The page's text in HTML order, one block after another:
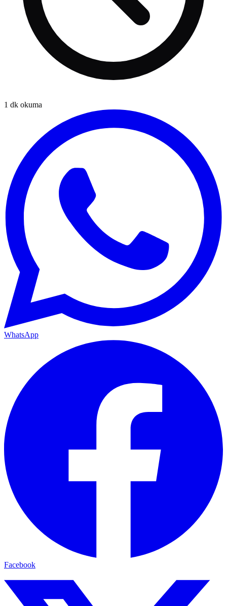
1 dk okuma
WhatsApp
Facebook